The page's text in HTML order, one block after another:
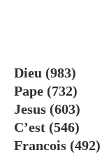
Dieu (983)
Pape (732)
Jesus (603)
C’est (546)
Francois (492)